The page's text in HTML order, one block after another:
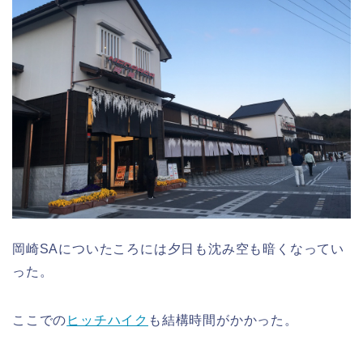
岡崎SAについたころには夕日も沈み空も暗くなってい
った。
ここでの ヒッチハイク も結構時間がかかった。